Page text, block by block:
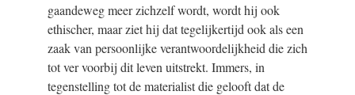
gaandeweg meer zichzelf wordt, wordt hij ook
ethischer, maar ziet hij dat tegelijkertijd ook als een
zaak van persoonlijke verantwoordelijkheid die zich
tot ver voorbij dit leven uitstrekt. Immers, in
tegenstelling tot de materialist die gelooft dat de